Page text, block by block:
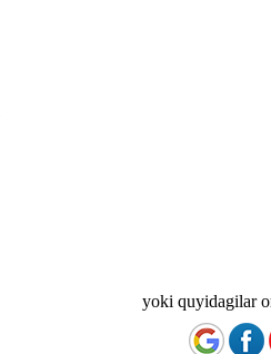
yoki quyidagilar